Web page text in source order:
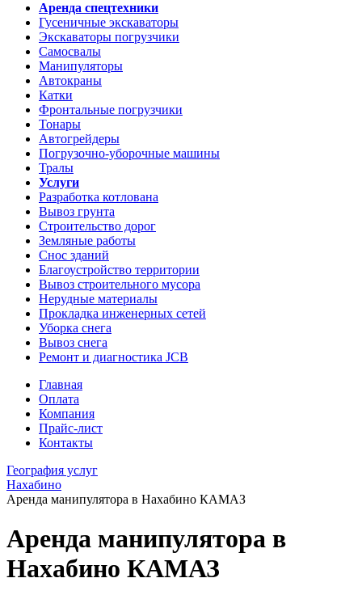
Аренда спецтехники
Гусеничные экскаваторы
Экскаваторы погрузчики
Самосвалы
Манипуляторы
Автокраны
Катки
Фронтальные погрузчики
Тонары
Автогрейдеры
Погрузочно-уборочные машины
Тралы
Услуги
Разработка котлована
Вывоз грунта
Строительство дорог
Земляные работы
Снос зданий
Благоустройство территории
Вывоз строительного мусора
Нерудные материалы
Прокладка инженерных сетей
Уборка снега
Вывоз снега
Ремонт и диагностика JCB
Главная
Оплата
Компания
Прайс-лист
Контакты
География услуг
Нахабино
Аренда манипулятора в Нахабино КАМАЗ
Аренда манипулятора в
Нахабино КАМАЗ